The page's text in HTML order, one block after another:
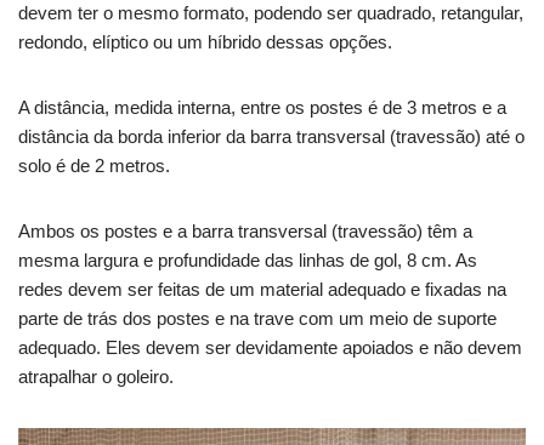
devem ter o mesmo formato, podendo ser quadrado, retangular,
redondo, elíptico ou um híbrido dessas opções.
A distância, medida interna, entre os postes é de 3 metros e a
distância da borda inferior da barra transversal (travessão) até o
solo é de 2 metros.
Ambos os postes e a barra transversal (travessão) têm a
mesma largura e profundidade das linhas de gol, 8 cm. As
redes devem ser feitas de um material adequado e fixadas na
parte de trás dos postes e na trave com um meio de suporte
adequado. Eles devem ser devidamente apoiados e não devem
atrapalhar o goleiro.